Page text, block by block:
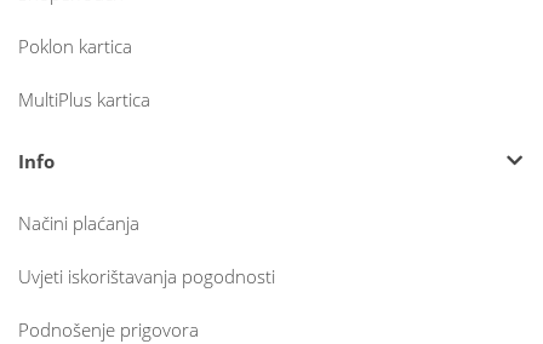
Poklon kartica
MultiPlus kartica
Info
Načini plaćanja
Uvjeti iskorištavanja pogodnosti
Podnošenje prigovora